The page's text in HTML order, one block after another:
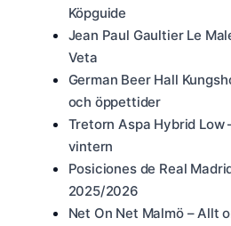
Köpguide
Jean Paul Gaultier Le
Veta
German Beer Hall
och öppettider
Tretorn Aspa Hybrid
vintern
Posiciones de Real
2025/2026
Net On Net Malmö – Allt